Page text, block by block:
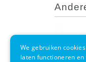
We gebruiken
laten functioneren en